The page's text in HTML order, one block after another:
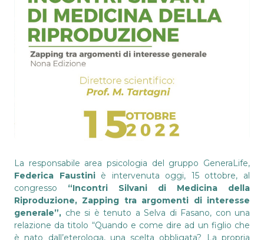
La responsabile area psicologia del gruppo GeneraLife,
Federica Faustiniè intervenuta oggi, 15 ottobre, al
congresso “Incontri Silvani di Medicina della
Riproduzione, Zapping tra argomenti di interesse
generale”, che si è tenuto a Selva di Fasano, con una
relazione da titolo “Quando e come dire ad un figlio che
è nato dall’eterologa, una scelta obbligata? La propria